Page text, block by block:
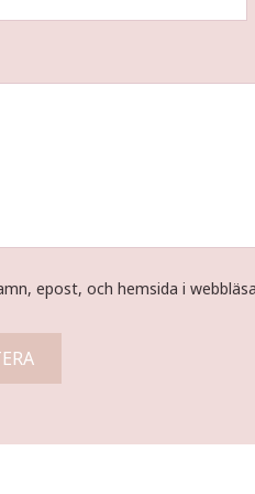
epost, och hemsida i